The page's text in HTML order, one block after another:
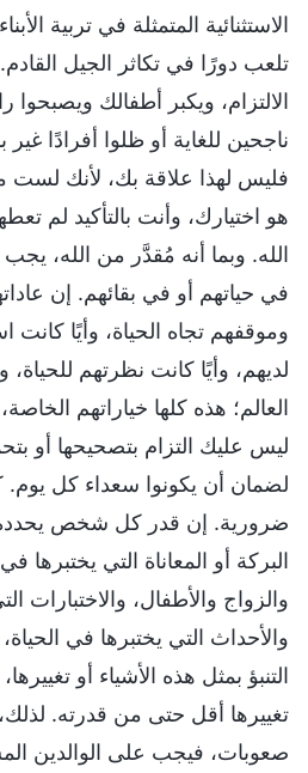
الاستثنائية المتمثلة في تربية
تلعب دورًا في تكاثر الجيل
الالتزام، ويكبر أطفالك
ناجحين للغاية أو ظلوا أفرادًا
فليس لهذا علاقة بك، لأنك لست
هو اختيارك، وأنت بالتأكيد لم
الله. وبما أنه مُقدَّر من الله،
في حياتهم أو في بقائهم. إن
وموقفهم تجاه الحياة، وأيًا كانت
لديهم، وأيًا كانت نظرتهم للحياة،
العالم؛ هذه كلها خياراتهم
ليس عليك التزام بتصحيحها أو
لضمان أن يكونوا سعداء كل يوم.
ضرورية. إن قدر كل شخص يحدده
البركة أو المعاناة التي يختبرها
والزواج والأطفال، والاختبارات
والأحداث التي يختبرها في
التنبؤ بمثل هذه الأشياء أو
تغييرها أقل حتى من قدرته. لذلك،
صعوبات، فيجب على الوالدين